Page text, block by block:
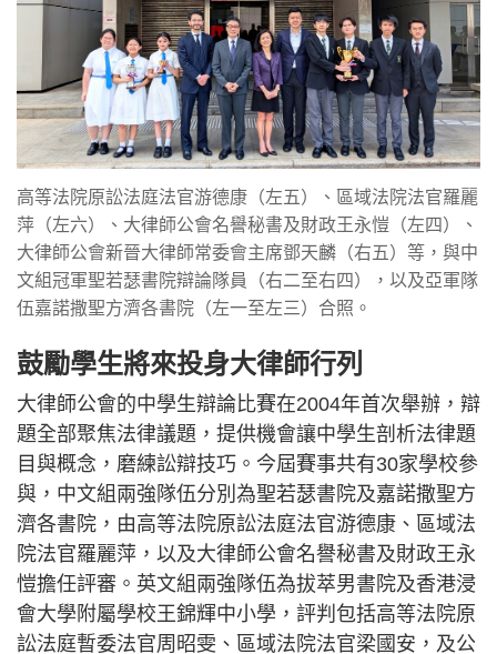
高等法院原訟法庭法官游德康（左五）、區域法院法官羅麗
萍（左六）、大律師公會名譽秘書及財政王永愷（左四）、
大律師公會新晉大律師常委會主席鄧天麟（右五）等，與中
文組冠軍聖若瑟書院辯論隊員（右二至右四），以及亞軍隊
伍嘉諾撒聖方濟各書院（左一至左三）合照。
鼓勵學生將來投身大律師行列
大律師公會的中學生辯論比賽在2004年首次舉辦，辯
題全部聚焦法律議題，提供機會讓中學生剖析法律題
目與概念，磨練訟辯技巧。今屆賽事共有30家學校參
與，中文組兩強隊伍分別為聖若瑟書院及嘉諾撒聖方
濟各書院，由高等法院原訟法庭法官游德康、區域法
院法官羅麗萍，以及大律師公會名譽秘書及財政王永
愷擔任評審。英文組兩強隊伍為拔萃男書院及香港浸
會大學附屬學校王錦輝中小學，評判包括高等法院原
訟法庭暫委法官周昭雯、區域法院法官梁國安，及公